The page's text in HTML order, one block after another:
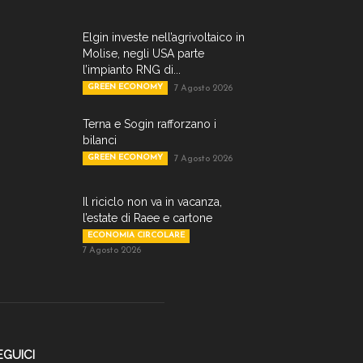
Elgin investe nell’agrivoltaico in
Molise, negli USA parte
l’impianto RNG di...
GREEN ECONOMY 7 Agosto 2026
Terna e Sogin rafforzano i
bilanci
GREEN ECONOMY 7 Agosto 2026
Il riciclo non va in vacanza,
l’estate di Raee e cartone
ECONOMIA CIRCOLARE
7 Agosto 2026